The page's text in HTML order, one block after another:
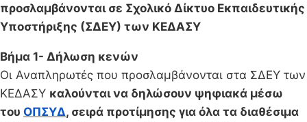
προσλαμβάνονται σε Σχολικό Δίκτυο Εκπαιδευτικής
Υποστήριξης (ΣΔΕΥ) των ΚΕΔΑΣΥ
Βήμα 1- Δήλωση κενών
Οι Αναπληρωτές που προσλαμβάνονται στα ΣΔΕΥ των
ΚΕΔΑΣΥ καλούνται να δηλώσουν ψηφιακά μέσω
του ΟΠΣΥΔ, σειρά προτίμησης για όλα τα διαθέσιμα